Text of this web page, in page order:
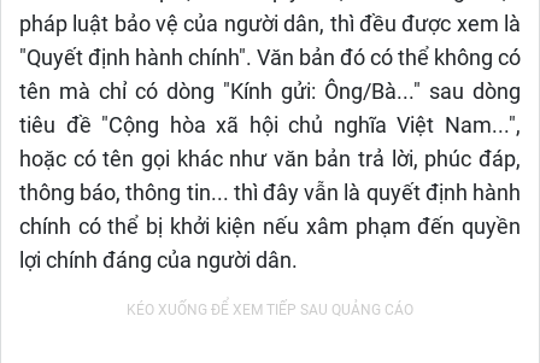
pháp luật bảo vệ của người dân, thì đều được xem là
"Quyết định hành chính". Văn bản đó có thể không có
tên mà chỉ có dòng "Kính gửi: Ông/Bà..." sau dòng
tiêu đề "Cộng hòa xã hội chủ nghĩa Việt Nam...",
hoặc có tên gọi khác như văn bản trả lời, phúc đáp,
thông báo, thông tin... thì đây vẫn là quyết định hành
chính có thể bị khởi kiện nếu xâm phạm đến quyền
lợi chính đáng của người dân.